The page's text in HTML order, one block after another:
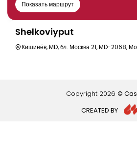
Показать маршрут
Shelkoviyput
Кишинёв, MD, бл. Москва 21, MD-2068,
Copyright 2026 ©
CREATED BY